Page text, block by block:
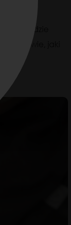
będzie
wie, jaki
i